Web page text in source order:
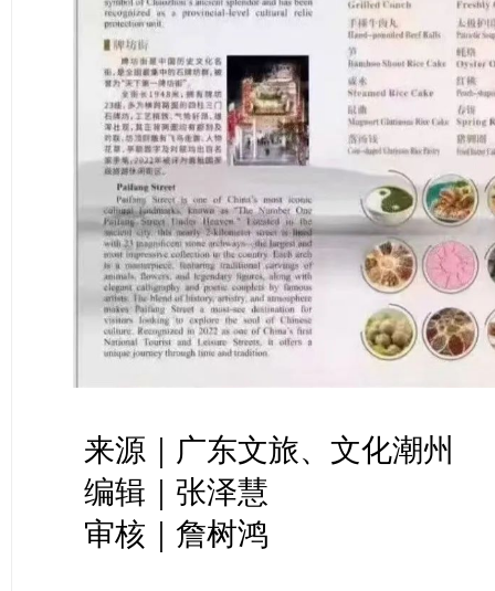
来源｜广东文旅、文化潮州
编辑｜张泽慧
审核｜詹树鸿